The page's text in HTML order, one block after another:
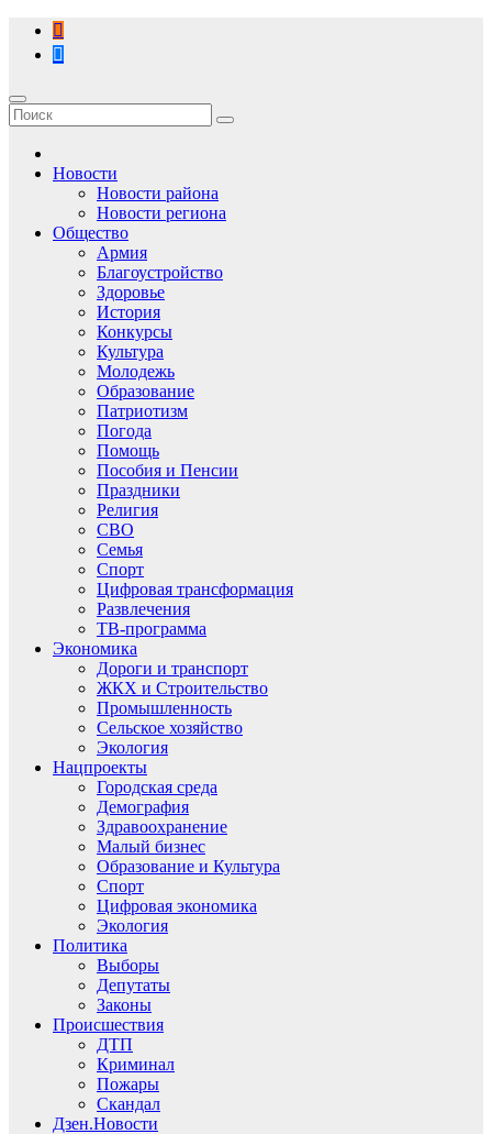
Перейти
содержимому
Новости
Новости района
Новости региона
Общество
Армия
Благоустройство
Здоровье
История
Конкурсы
Культура
Молодежь
Образование
Патриотизм
Погода
Помощь
Пособия и Пенсии
Праздники
Религия
СВО
Семья
Спорт
Цифровая трансформация
Развлечения
ТВ-программа
Экономика
Дороги и транспорт
ЖКХ и Строительство
Промышленность
Сельское хозяйство
Экология
Нацпроекты
Городская среда
Демография
Здравоохранение
Малый бизнес
Образование и Культура
Спорт
Цифровая экономика
Экология
Политика
Выборы
Депутаты
Законы
Происшествия
ДТП
Криминал
Пожары
Скандал
Дзен.Новости